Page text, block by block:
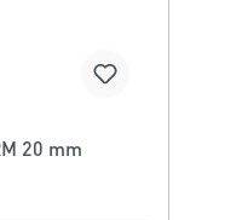
20 mm